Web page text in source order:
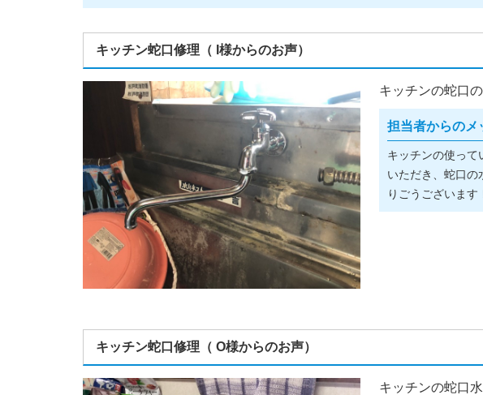
キッチン蛇口修理 （ I様からのお声）
キッチンの蛇口
担当者からのメ
キッチンの使って
いただき、蛇口の
りごうございます
キッチン蛇口修理（ O様からのお声）
キッチンの蛇口